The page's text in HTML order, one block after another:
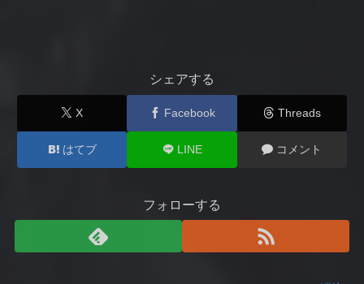
シェアする
X Facebook Threads
はてブ LINE コメント
フォローする